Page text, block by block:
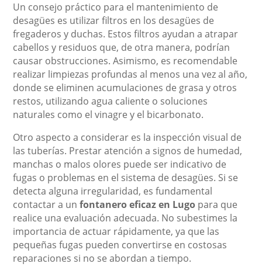
Un consejo práctico para el mantenimiento de
desagües es utilizar filtros en los desagües de
fregaderos y duchas. Estos filtros ayudan a atrapar
cabellos y residuos que, de otra manera, podrían
causar obstrucciones. Asimismo, es recomendable
realizar limpiezas profundas al menos una vez al año,
donde se eliminen acumulaciones de grasa y otros
restos, utilizando agua caliente o soluciones
naturales como el vinagre y el bicarbonato.
Otro aspecto a considerar es la inspección visual de
las tuberías. Prestar atención a signos de humedad,
manchas o malos olores puede ser indicativo de
fugas o problemas en el sistema de desagües. Si se
detecta alguna irregularidad, es fundamental
contactar a unfontanero eficaz en Lugo para que
realice una evaluación adecuada. No subestimes la
importancia de actuar rápidamente, ya que las
pequeñas fugas pueden convertirse en costosas
reparaciones si no se abordan a tiempo.